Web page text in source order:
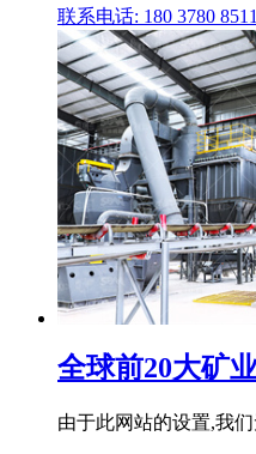
联系电话: 180 3780 8511
全球前20大矿
由于此网站的设置,我